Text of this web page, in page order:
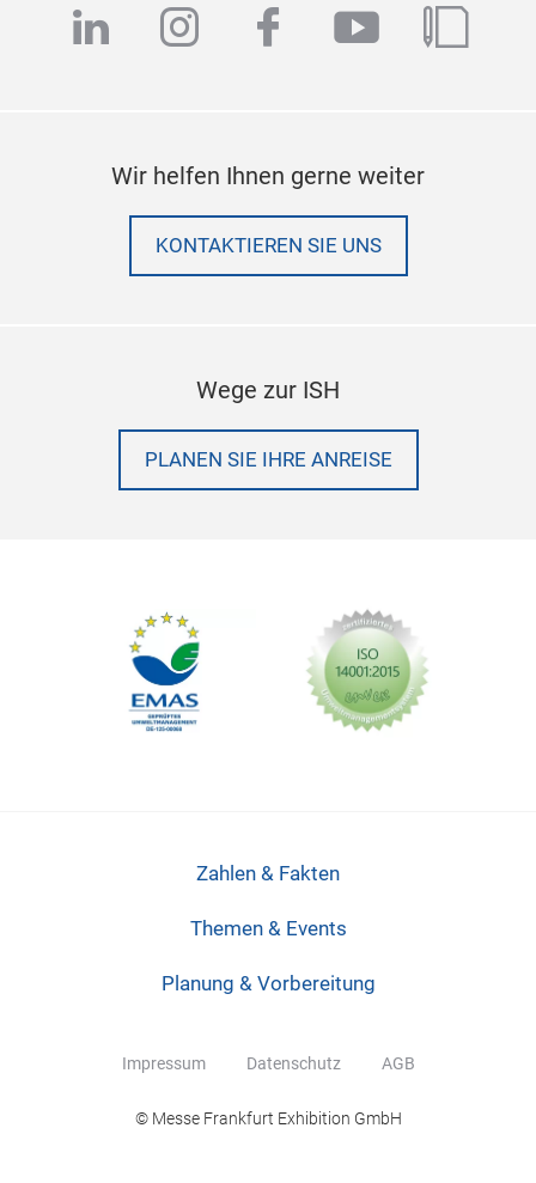
linkedininstagram
facebook
youtube
blog
Wir helfen Ihnen gerne weiter
KONTAKTIEREN SIE UNS
Wege zur ISH
PLANEN SIE IHRE ANREISE
Zahlen & Fakten
Themen & Events
Planung & Vorbereitung
Impressum Datenschutz AGB
© Messe Frankfurt Exhibition GmbH